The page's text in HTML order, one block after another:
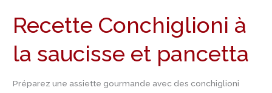
Recette Conchiglioni à
la saucisse et pancetta
Préparez une assiette gourmande avec des conchiglioni